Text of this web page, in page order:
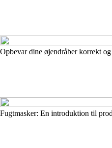
Opbevar dine øjendråber korrekt
Fugtmasker: En introduktion til